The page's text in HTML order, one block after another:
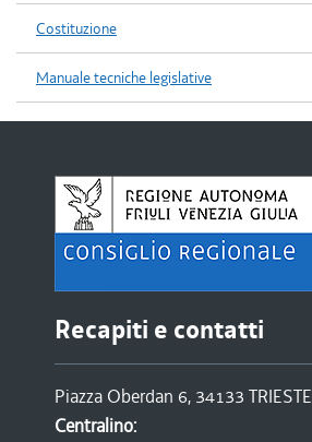
Costituzione
Manuale tecniche legislative
Recapiti e contatti
Piazza Oberdan 6, 34133 TRIESTE
Centralino: